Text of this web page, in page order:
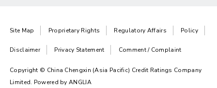
Site Map Proprietary Rights Regulatory Affairs Policy
Disclaimer Privacy Statement Comment / Complaint
Copyright © China Chengxin (Asia Pacific) Credit Ratings Company
Limited. Powered byANGLIA